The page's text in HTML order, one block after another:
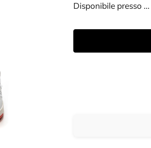
Disponibile presso ...